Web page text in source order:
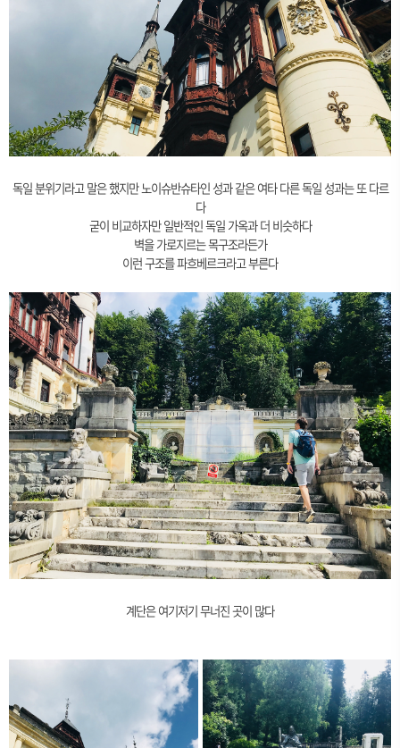
독일 분위기라고 말은 했지만 노이슈반슈타인 성과 같은 여타 다른 독일 성과는 또 다르
다
굳이 비교하자만 일반적인 독일 가옥과 더 비슷하다
벽을 가로지르는 목구조라든가
이런 구조를 파흐베르크라고 부른다
계단은 여기저기 무너진 곳이 많다